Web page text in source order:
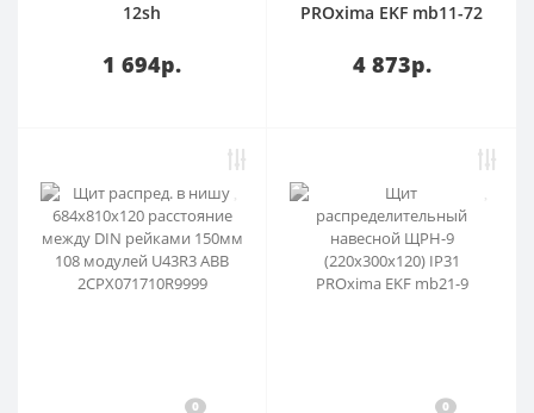
12sh
1 694р.
PROxima EKF mb11-72
4 873р.
0 0